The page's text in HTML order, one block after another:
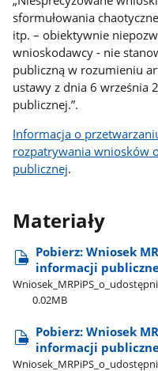
sformułowania
itp. – obiektywnie
wnioskodawcy - nie
publiczną w rozumieniu
ustawy z dnia 6 września
publicznej.”.
Informacja o
rozpatrywania wniosków
publicznej.
Materiały
Pobierz: Wniosek
informacji
0.02MB
Pobierz: Wniosek
informacji